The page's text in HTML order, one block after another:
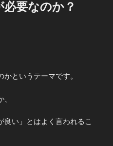
要なのか？
というテーマです。
良い」とはよく言われるこ